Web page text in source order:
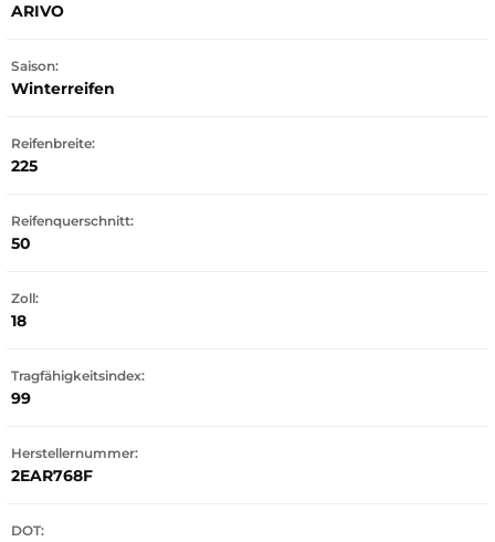
ARIVO
Saison:
Winterreifen
Reifenbreite:
225
Reifenquerschnitt:
50
Zoll:
18
Tragfähigkeitsindex:
99
Herstellernummer:
2EAR768F
DOT: